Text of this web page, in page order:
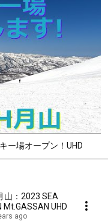
ー場オープン！UHD
山：2023 SEA
Mt.GASSAN UHD
ago